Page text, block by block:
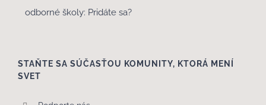
odborné školy: Pridáte sa?
STAŇTE SA SÚČASŤOU KOMUNITY, KTORÁ MENÍ
SVET